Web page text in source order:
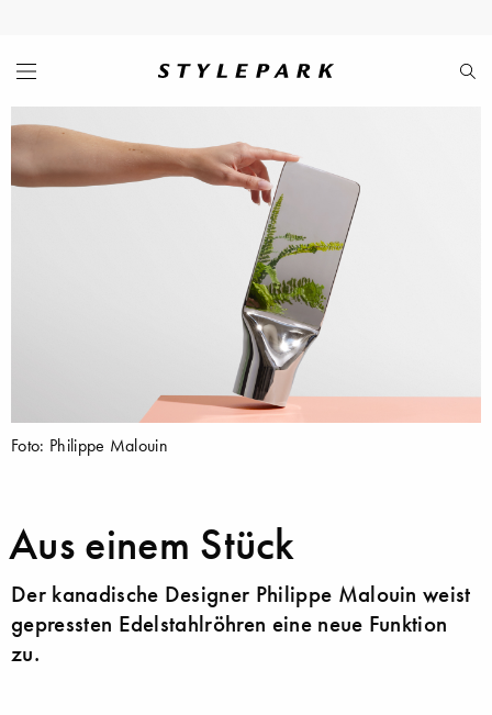
Foto: Philippe Malouin
Aus einem Stück
Der kanadische Designer Philippe Malouin weist
gepressten Edelstahlröhren eine neue Funktion
zu.